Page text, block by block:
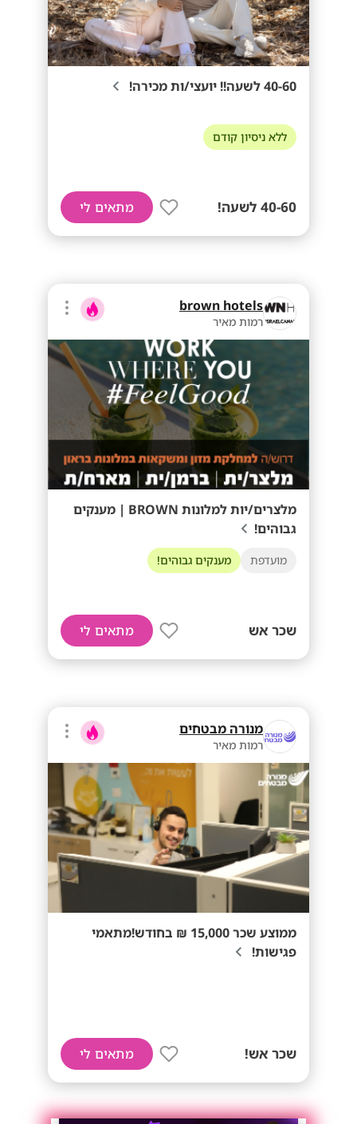
40-60 לשעה!! יועצי/ות מכירה!
ללא ניסיון קודם
40-60 לשעה! מתאים לי
brown hotels
רמות מאיר
מלצרים/יות למלונות BROWN | מענקים
גבוהים!
מועדפת מענקים גבוהים!
שכר אש מתאים לי
מנורה מבטחים
רמות מאיר
ממוצע שכר 15,000 ₪ בחודש!מתאמי
פגישות!
שכר אש! מתאים לי